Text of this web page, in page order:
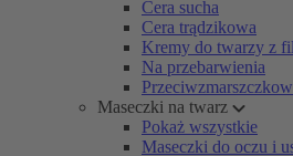
Cera sucha
Cera trądzikowa
Kremy do twarzy z
Na przebarwienia
Maseczki na twarz
Pokaż wszystkie
Maseczki do oczu i